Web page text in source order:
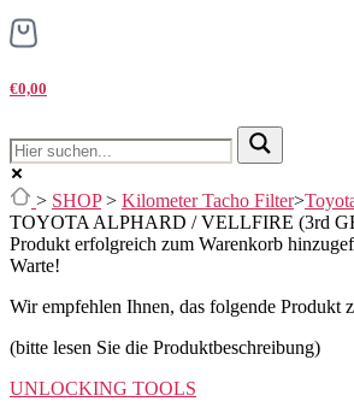
€0,00
> SHOP > Kilometer Tacho Filter>
TOYOTA ALPHARD / VELLFIRE (3rd
Produkt erfolgreich zum Warenkorb
Warte!
Wir empfehlen Ihnen, das folgende Produkt
(bitte lesen Sie die Produktbeschreibung)
UNLOCKING TOOLS